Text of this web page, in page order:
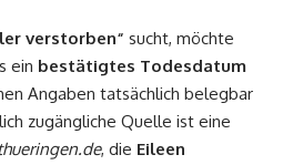
verstorben“ sucht, möchte
ein bestätigtes Todesdatum
Angaben tatsächlich belegbar
zugängliche Quelle ist eine
, die Eileen